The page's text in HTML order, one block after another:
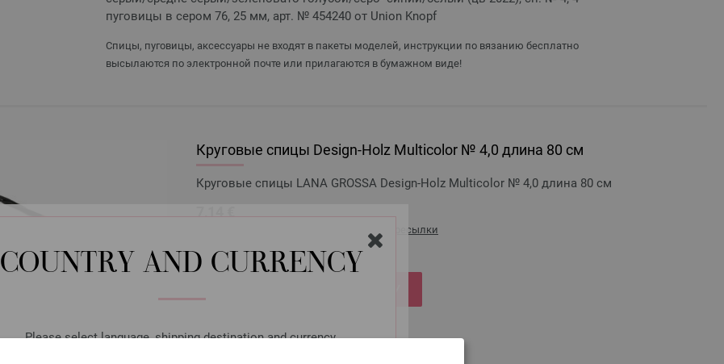
COUNTRY AND CURRENCY
Please select language, shipping destination and currency.
пуговицы в сером 76, 25 мм, арт. № 454240 от Union Knopf
Спицы, пуговицы, аксессуары не входят в пакеты моделей, инструкции по вязанию бесплатно
высылаются по электронной почте или прилагаются в бумажном виде!
Круговые спицы Design-Holz Multicolor № 4,0 длина 80 см
Круговые спицы LANA GROSSA Design-Holz Multicolor № 4,0 длина 80 см
плюс стоимость пересылки
КОЛИЧЕСТВО
Добавить в лист желаний